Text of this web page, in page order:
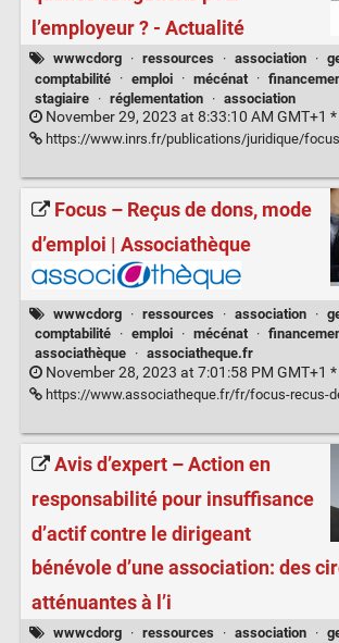
l’employeur ? - Actualité
wwwcdorg · ressources · association ·
comptabilité
· emploi · mécénat ·
stagiaire
· réglementation · association
November 29, 2023 at 8:33:10 AM GMT+1 *
https://www.inrs.fr/publications/juridique/focus-juridiques/focus-accueil-
Focus – Reçus de dons, mode
d’emploi | Associathèque
wwwcdorg · ressources · association ·
comptabilité
· emploi · mécénat ·
associathèque
· associatheque.fr
November 28, 2023 at 7:01:58 PM GMT+1 *
https://www.associatheque.fr/fr/focus-recus-de-
Avis d’expert – Action en
responsabilité pour insuffisance
d’actif contre le dirigeant
bénévole d’une association: des
atténuantes à l’i
wwwcdorg · ressources · association ·